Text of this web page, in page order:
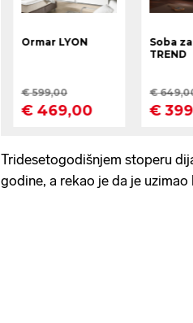
Tridesetogodišnjem stoperu
godine, a rekao je da je